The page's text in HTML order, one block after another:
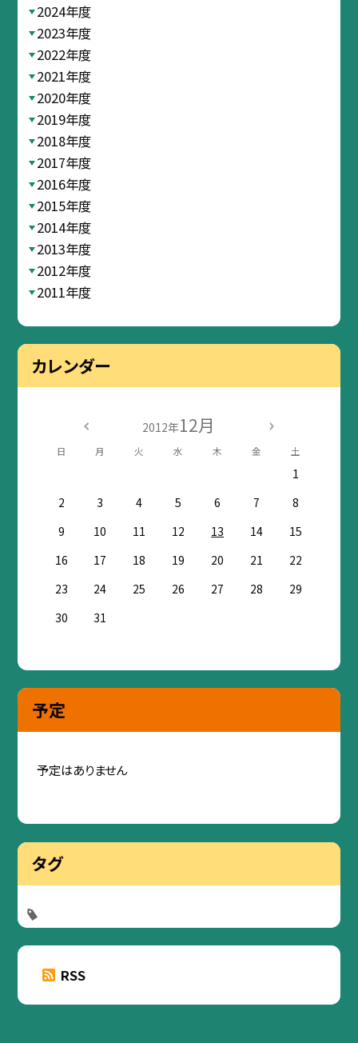
2024年度
2023年度
2022年度
2021年度
2020年度
2019年度
2018年度
2017年度
2016年度
2015年度
2014年度
2013年度
2012年度
2011年度
カレンダー
2012年12月
日 月 火 水 木 金 土
1
2
3 4 5 6 7
8
9
10 11 12 13 14
15
16
17 18 19 20 21
22
23
24 25 26 27 28
29
30
31
予定
予定はありません
タグ
RSS